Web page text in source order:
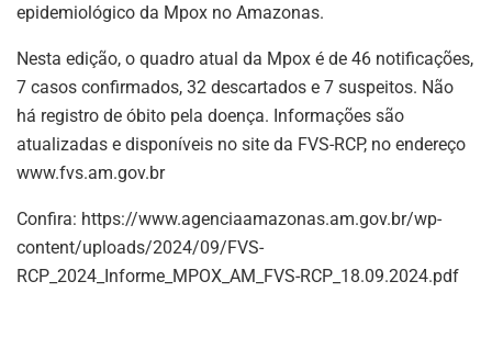
epidemiológico da Mpox no Amazonas.
Nesta edição, o quadro atual da Mpox é de 46 notificações,
7 casos confirmados, 32 descartados e 7 suspeitos. Não
há registro de óbito pela doença. Informações são
atualizadas e disponíveis no site da FVS-RCP, no endereço
www.fvs.am.gov.br
Confira: https://www.agenciaamazonas.am.gov.br/wp-
content/uploads/2024/09/FVS-
RCP_2024_Informe_MPOX_AM_FVS-RCP_18.09.2024.pdf